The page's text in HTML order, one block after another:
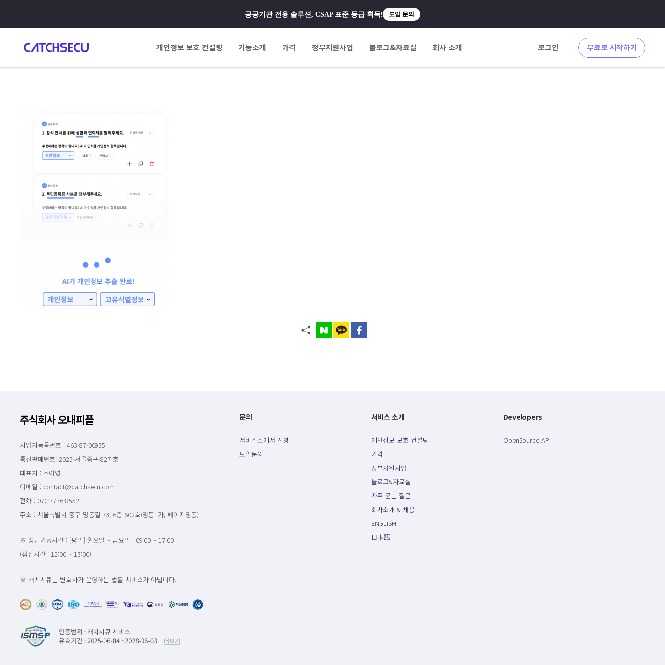
공공기관 전용 솔루션, CSAP 표준 등급 획득! 도입 문의
개인정보 보호 컨설팅 기능소개 가격 정부지원사업 블로그&자료실 회사 소개 로그인 무료로 시작하기
주식회사 오내피플
사업자등록번호 : 463-87-00935
통신판매번호: 2025-서울중구-827 호
대표자 : 조아영
이메일 : contact@catchsecu.com
전화 : 070-7776-8552
주소 : 서울특별시 중구 명동길 73, 6층 602호(명동1가, 페이지명동)
※ 상담가능시간 : [평일] 월요일 ~ 금요일 : 09:00 ~ 17:00
(점심시간 : 12:00 ~ 13:00)
※ 캐치시큐는 변호사가 운영하는 법률 서비스가 아닙니다.
문의
서비스소개서 신청
도입문의
서비스 소개
개인정보 보호 컨설팅
가격
정부지원사업
블로그&자료실
자주 묻는 질문
회사소개 & 채용
ENGLISH
日本語
Developers
OpenSource API